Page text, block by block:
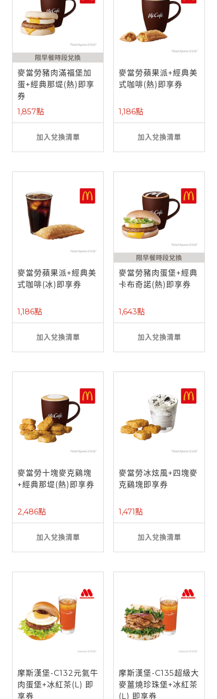
麥當勞豬肉滿福堡加
蛋+經典那堤(熱)即享
券
1,857點
加入兌換清單
麥當勞蘋果派+經典美
式咖啡(熱)即享券
1,186點
加入兌換清單
麥當勞蘋果派+經典美
式咖啡(冰)即享券
1,186點
加入兌換清單
麥當勞豬肉蛋堡+經典
卡布奇諾(熱)即享券
1,643點
加入兌換清單
麥當勞十塊麥克鷄塊
+經典那堤(熱)即享券
2,486點
加入兌換清單
麥當勞冰炫風+四塊麥
克鷄塊即享券
1,471點
加入兌換清單
摩斯漢堡-C132元氣牛
肉蛋堡+冰紅茶(L) 即
享券
摩斯漢堡-C135超級大
麥薑燒珍珠堡+冰紅茶
(L) 即享券